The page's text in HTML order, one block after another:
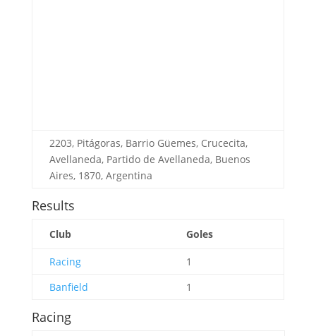
2203, Pitágoras, Barrio Güemes, Crucecita,
Avellaneda, Partido de Avellaneda, Buenos
Aires, 1870, Argentina
Results
Club Goles
Racing
1
Banfield
1
Racing